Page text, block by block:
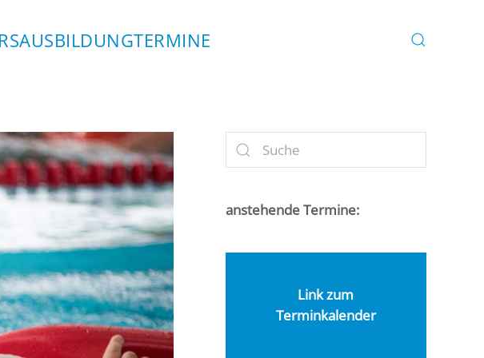
AUSBILDUNGTERMINE
anstehende Termine:
Link zum
Terminkalender